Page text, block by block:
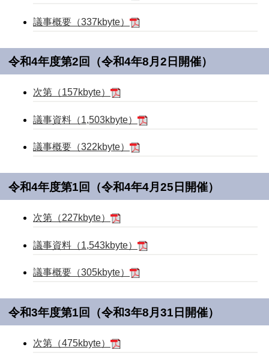
議事概要（337kbyte）
令和4年度第2回（令和4年8月2日開催）
次第（157kbyte）
議事資料（1,503kbyte）
議事概要（322kbyte）
令和4年度第1回（令和4年4月25日開催）
次第（227kbyte）
議事資料（1,543kbyte）
議事概要（305kbyte）
令和3年度第1回（令和3年8月31日開催）
次第（475kbyte）